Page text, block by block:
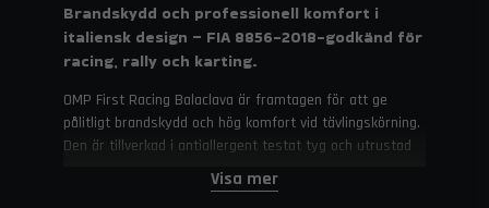
Brandskydd och professionell komfort i
italiensk design – FIA 8856-2018-godkänd för
racing, rally och karting.
OMP First Racing Balaclava är framtagen för att ge
pålitligt brandskydd och hög komfort vid tävlingskörning.
Den är tillverkad i antiallergent testat tyg och utrustad
med platta sömmar som minimerar irritation och ger en
bekväm passform. Med FIA 8856-2018-certifiering är den
Visa mer